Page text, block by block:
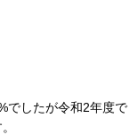
でしたが令和2年度で